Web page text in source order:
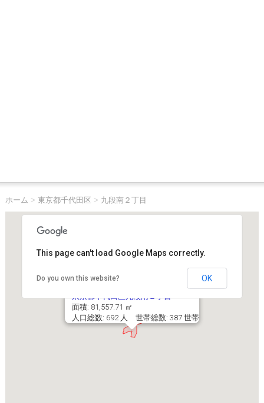
ホーム > 東京都千代田区 > 九段南２丁目
東京都千代田区九段南２丁目
面積: 81,557.71 ㎡
人口総数: 692 人 世帯総数: 387 世帯
This page can't load Google Maps correctly.
Do you own this website? OK